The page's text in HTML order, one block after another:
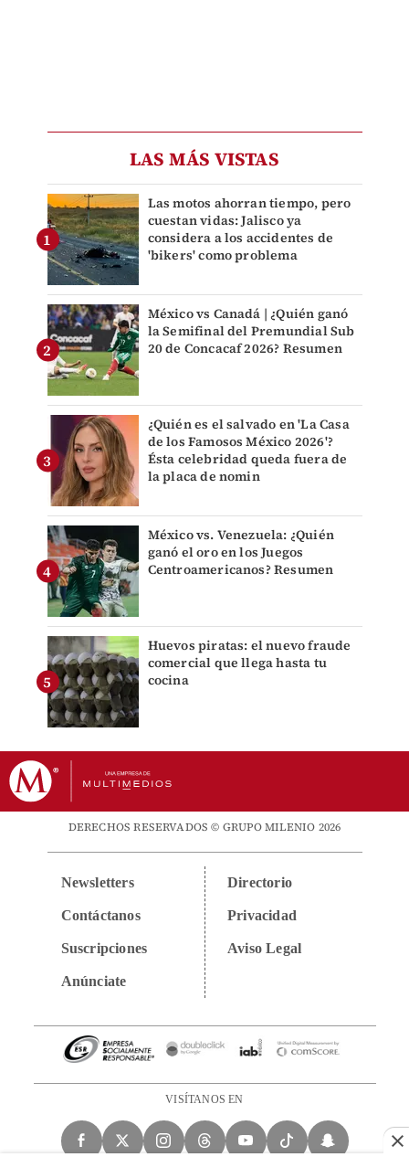
LAS MÁS VISTAS
Las motos ahorran tiempo, pero
cuestan vidas: Jalisco ya
considera a los accidentes de
'bikers' como problema
México vs Canadá | ¿Quién ganó
la Semifinal del Premundial Sub
20 de Concacaf 2026? Resumen
¿Quién es el salvado en 'La Casa
de los Famosos México 2026'?
Ésta celebridad queda fuera de
la placa de nomin
México vs. Venezuela: ¿Quién
ganó el oro en los Juegos
Centroamericanos? Resumen
Huevos piratas: el nuevo fraude
comercial que llega hasta tu
cocina
DERECHOS RESERVADOS © GRUPO MILENIO 2026
Newsletters
Contáctanos
Suscripciones
Anúnciate
Directorio
Privacidad
Aviso Legal
VISÍTANOS EN